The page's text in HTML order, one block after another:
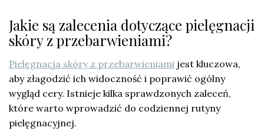
Jakie są zalecenia dotyczące pielęgnacji
skóry z przebarwieniami?
Pielęgnacja skóry z przebarwieniami jest kluczowa,
aby złagodzić ich widoczność i poprawić ogólny
wygląd cery. Istnieje kilka sprawdzonych zaleceń,
które warto wprowadzić do codziennej rutyny
pielęgnacyjnej.